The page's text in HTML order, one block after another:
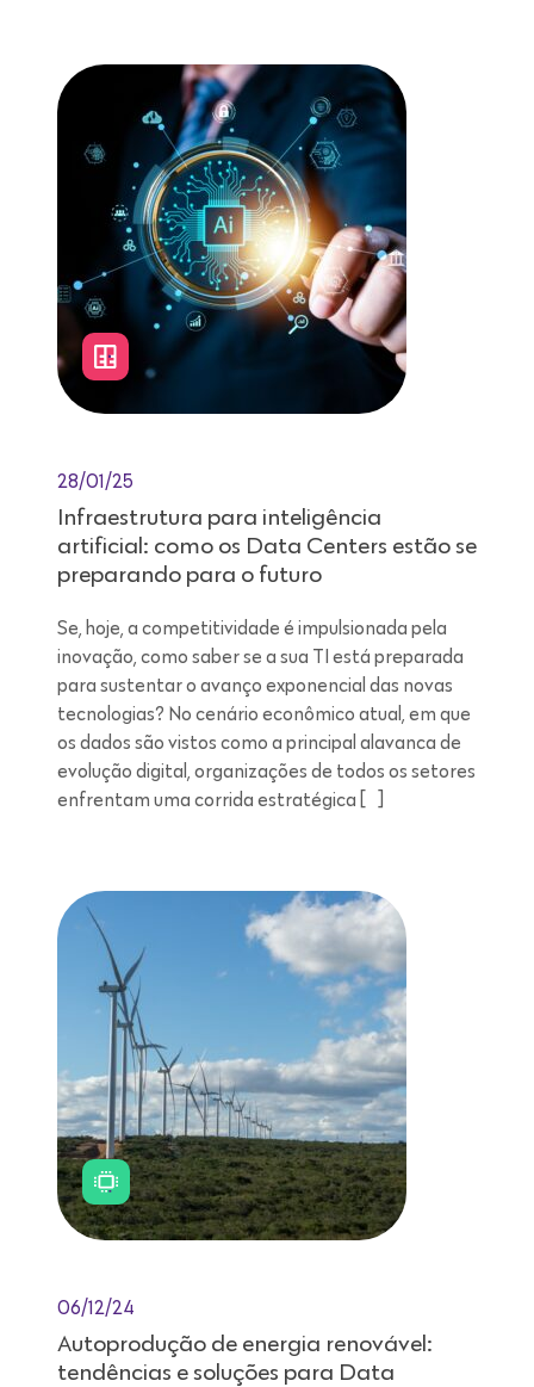
28/01/25
Infraestrutura para inteligência
artificial: como os Data Centers estão se
preparando para o futuro
Se, hoje, a competitividade é impulsionada pela
inovação, como saber se a sua TI está preparada
para sustentar o avanço exponencial das novas
tecnologias? No cenário econômico atual, em que
os dados são vistos como a principal alavanca de
evolução digital, organizações de todos os setores
enfrentam uma corrida estratégica […]
06/12/24
Autoprodução de energia renovável:
tendências e soluções para Data